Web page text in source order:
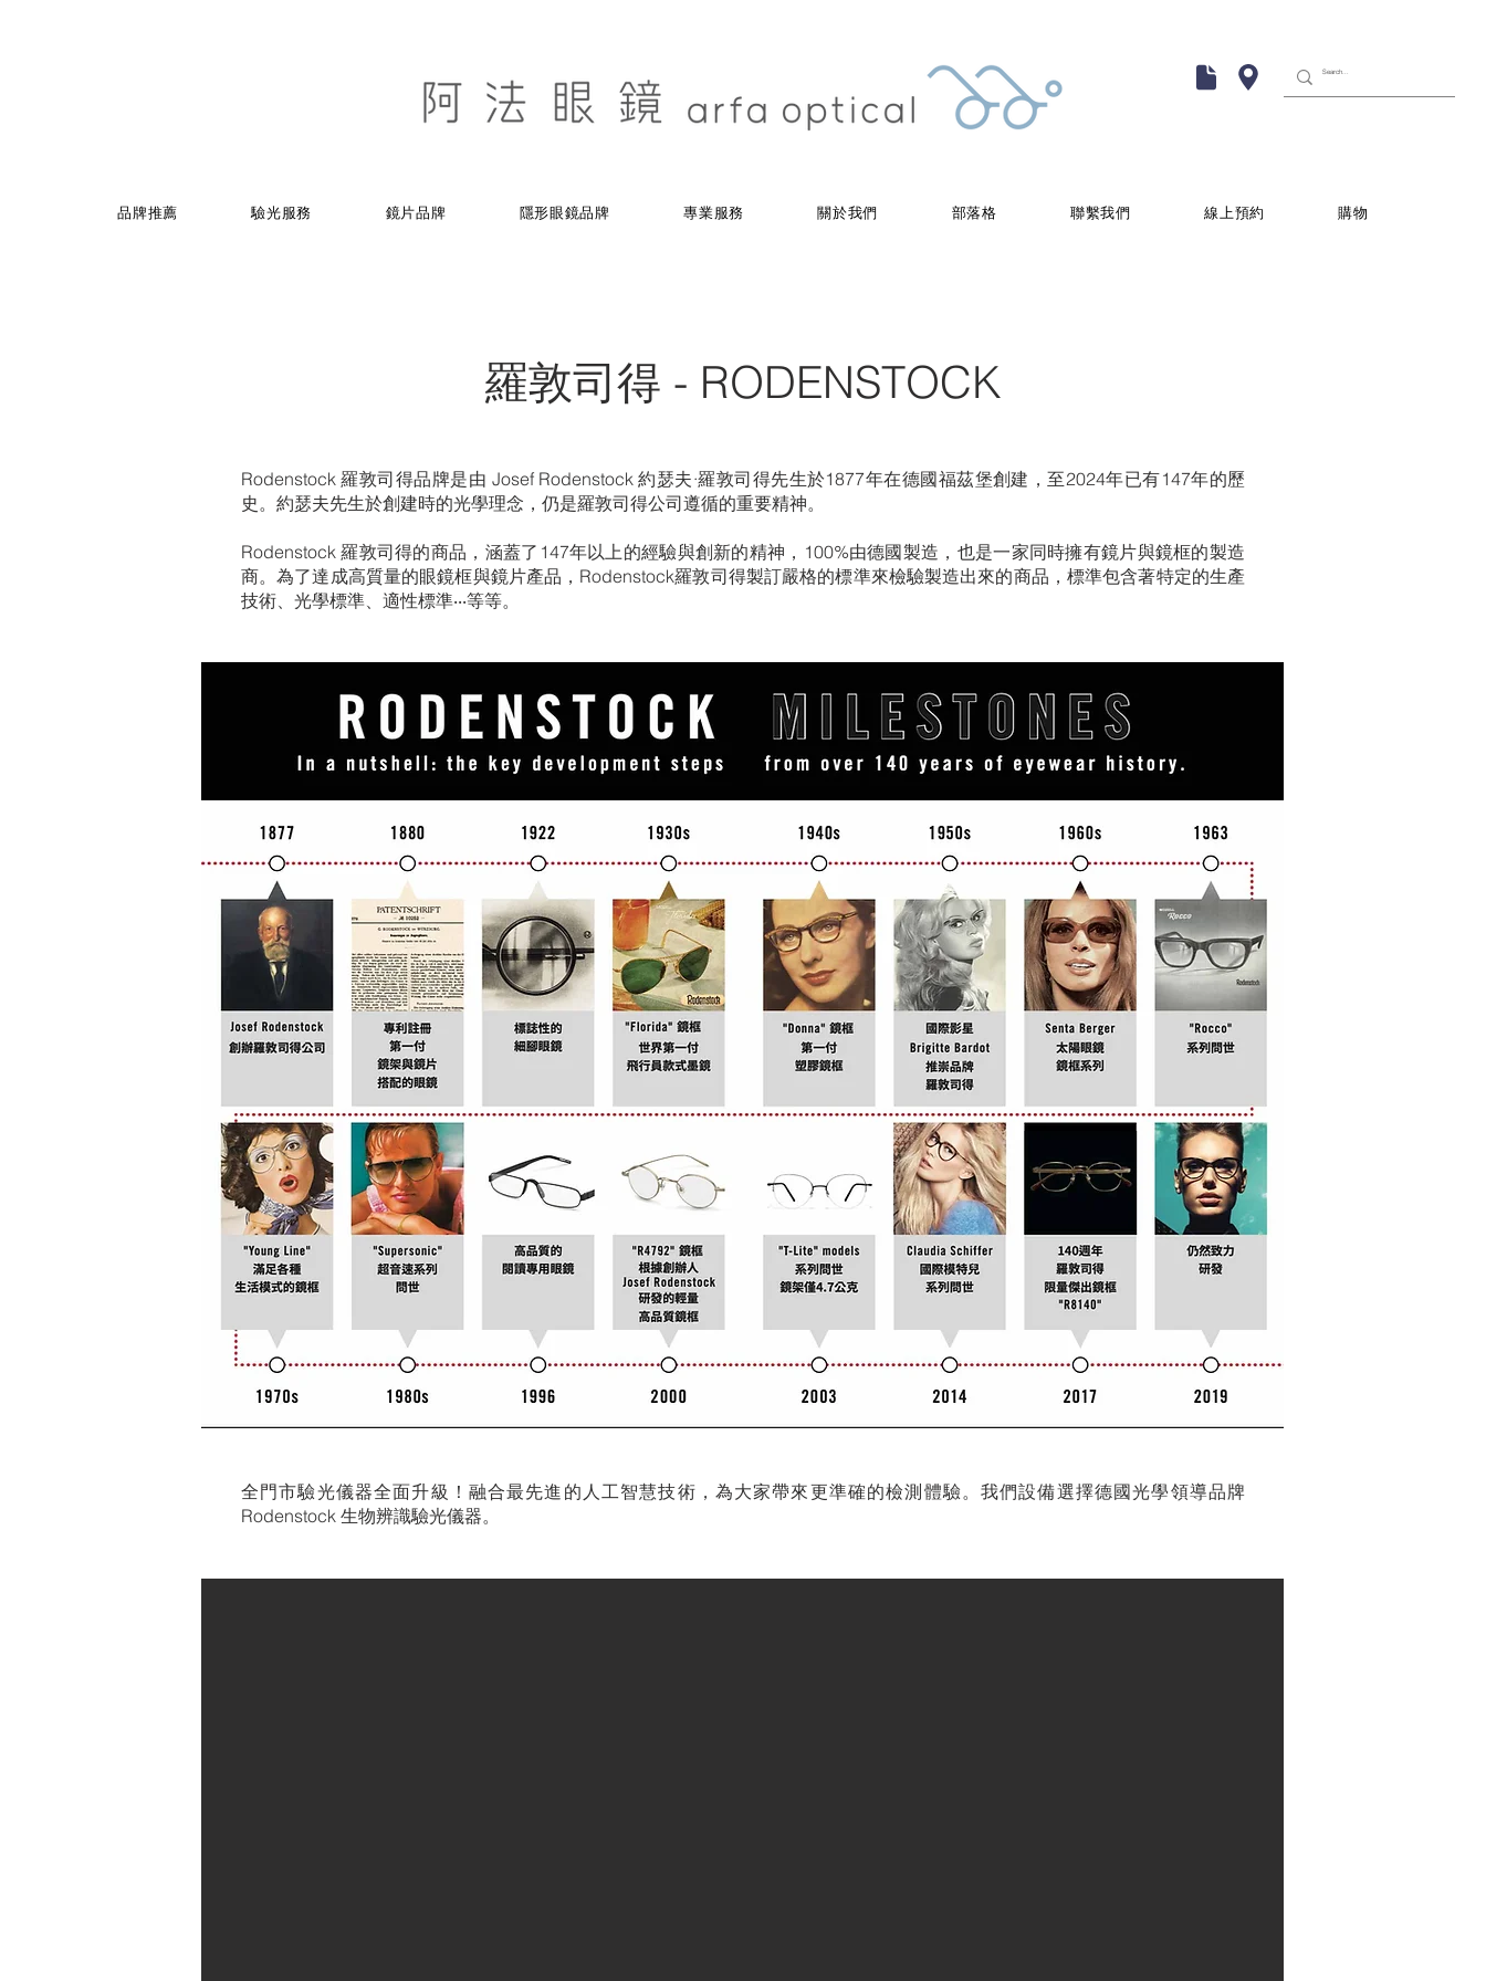
品牌推薦 驗光服務 鏡片品牌 隱形眼鏡品牌 專業服務 關於我們 部落格 聯繫我們 線上預約 購物
羅敦司得 - RODENSTOCK
Rodenstock 羅敦司得品牌是由 Josef Rodenstock 約瑟夫·羅敦司得先生於1877年在德國福茲堡創建，至2024年已有147年的歷
史。約瑟夫先生於創建時的光學理念，仍是羅敦司得公司遵循的重要精神。
Rodenstock 羅敦司得的商品，涵蓋了147年以上的經驗與創新的精神，100%由德國製造，也是一家同時擁有鏡片與鏡框的製造
商。為了達成高質量的眼鏡框與鏡片產品，Rodenstock羅敦司得製訂嚴格的標準來檢驗製造出來的商品，標準包含著特定的生產
技術、光學標準、適性標準‧‧‧等等。
全門市驗光儀器全面升級！融合最先進的人工智慧技術，為大家帶來更準確的檢測體驗。 我們設備選擇德國光學領導品牌
Rodenstock 生物辨識驗光儀器。